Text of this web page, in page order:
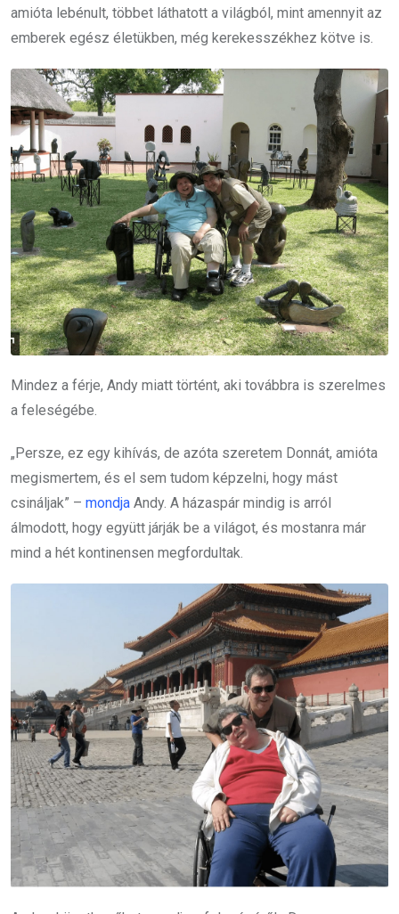
amióta lebénult, többet láthatott a világból, mint amennyit az
emberek egész életükben, még kerekesszékhez kötve is.
Mindez a férje, Andy miatt történt, aki továbbra is szerelmes
a feleségébe.
„Persze, ez egy kihívás, de azóta szeretem Donnát, amióta
megismertem, és el sem tudom képzelni, hogy mást
csináljak” – mondja Andy. A házaspár mindig is arról
álmodott, hogy együtt járják be a világot, és mostanra már
mind a hét kontinensen megfordultak.